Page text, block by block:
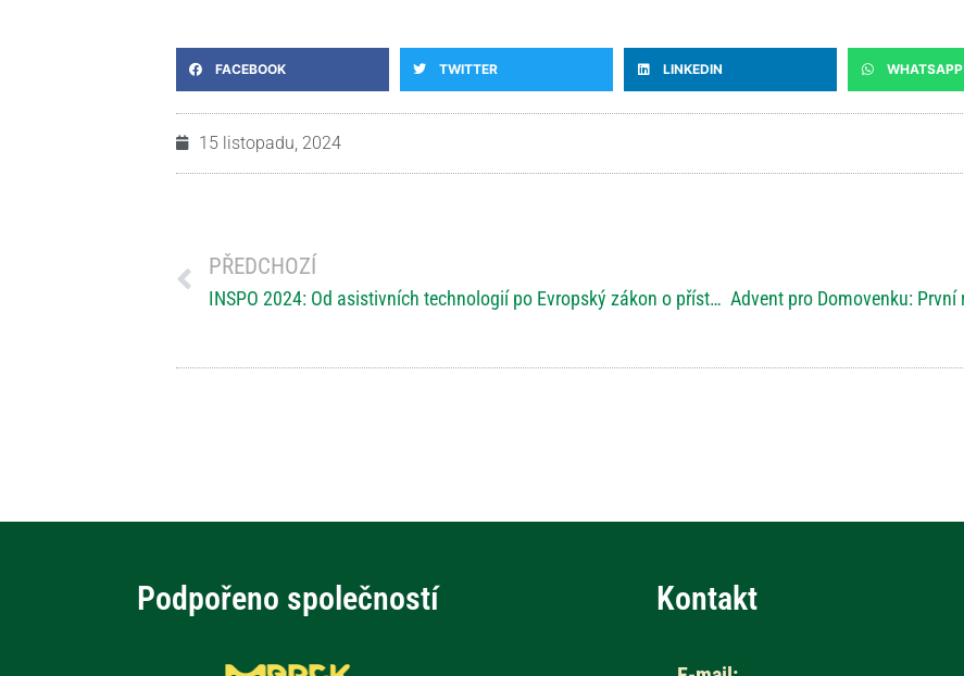
FACEBOOK TWITTER LINKEDIN WHATSAPP
15 listopadu, 2024
PŘEDCHOZÍ
INSPO 2024: Od asistivních technologií po Evropský zákon o přístupnosti
Podpořeno společností Kontakt